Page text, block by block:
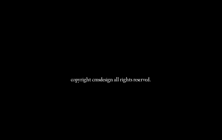
copyright cmsdesign all rights reserved.